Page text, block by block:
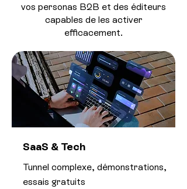
vos personas B2B et des éditeurs
capables de les activer
efficacement.
SaaS & Tech
Tunnel complexe, démonstrations,
essais gratuits